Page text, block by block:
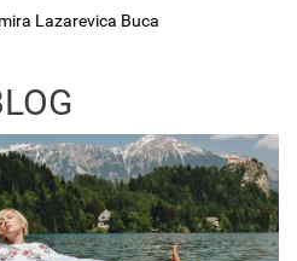
Lazarevica Buca